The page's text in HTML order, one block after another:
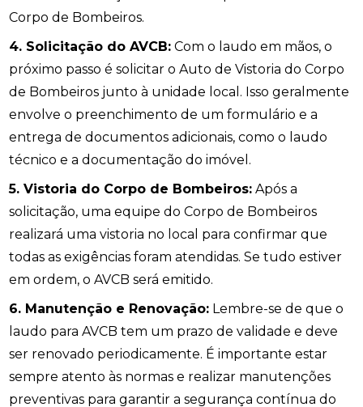
Corpo de Bombeiros.
4. Solicitação do AVCB: Com o laudo em mãos, o
próximo passo é solicitar o Auto de Vistoria do Corpo
de Bombeiros junto à unidade local. Isso geralmente
envolve o preenchimento de um formulário e a
entrega de documentos adicionais, como o laudo
técnico e a documentação do imóvel.
5. Vistoria do Corpo de Bombeiros: Após a
solicitação, uma equipe do Corpo de Bombeiros
realizará uma vistoria no local para confirmar que
todas as exigências foram atendidas. Se tudo estiver
em ordem, o AVCB será emitido.
6. Manutenção e Renovação: Lembre-se de que o
laudo para AVCB tem um prazo de validade e deve
ser renovado periodicamente. É importante estar
sempre atento às normas e realizar manutenções
preventivas para garantir a segurança contínua do